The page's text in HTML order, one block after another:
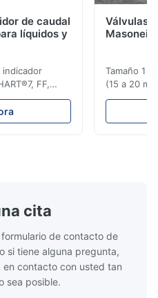
de caudal
líquidos y
indicador
FF,
horizontal
* Flange:
Válvulas
Tamaño 1
(15 a 20
ensayo de
cita
de contacto de
si tiene alguna pregunta,
contacto con usted tan
sea posible.